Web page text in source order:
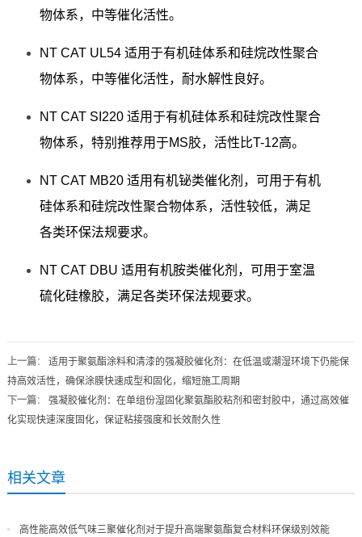
物体系，中等催化活性。
NT CAT UL54 适用于有机硅体系和硅烷改性聚合
物体系，中等催化活性，耐水解性良好。
NT CAT SI220 适用于有机硅体系和硅烷改性聚合
物体系，特别推荐用于MS胶，活性比T-12高。
NT CAT MB20 适用有机铋类催化剂，可用于有机
硅体系和硅烷改性聚合物体系，活性较低，满足
各类环保法规要求。
NT CAT DBU 适用有机胺类催化剂，可用于室温
硫化硅橡胶，满足各类环保法规要求。
上一篇： 适用于聚氨酯涂料和清漆的强凝胶催化剂：在低温或潮湿环境下仍能保
持高效活性，确保涂膜快速成型和固化，缩短施工周期
下一篇： 强凝胶催化剂：在单组份湿固化聚氨酯胶粘剂和密封胶中，通过高效催
化实现快速深度固化，保证粘接强度和长效耐久性
相关文章
高性能高效低气味三聚催化剂对于提升高端聚氨酯复合材料环保级别效能